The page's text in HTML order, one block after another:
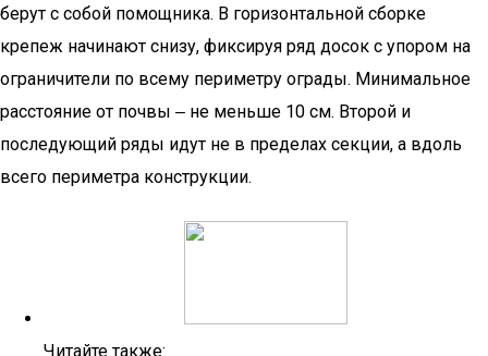
берут с собой помощника. В горизонтальной сборке
крепеж начинают снизу, фиксируя ряд досок с упором на
ограничители по всему периметру ограды. Минимальное
расстояние от почвы ‒ не меньше 10 см. Второй и
последующий ряды идут не в пределах секции, а вдоль
всего периметра конструкции.
Читайте также: